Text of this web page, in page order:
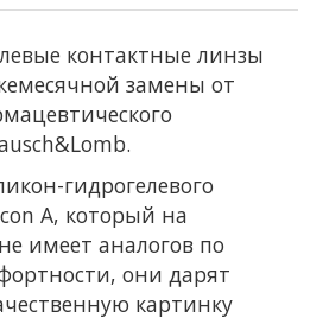
контактные линзы
замены от
гидрогелевого
A, который на
имеет аналогов по
они дарят
картинку